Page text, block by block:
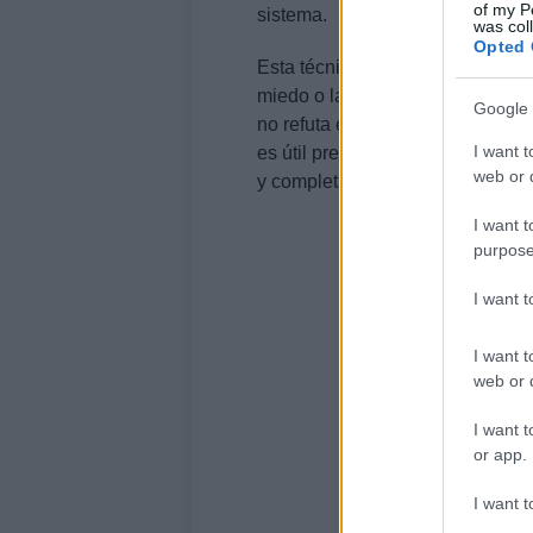
of my
was
Opted
Google
I want
web or
I want
I want
I want
web or
I want
or app.
I want
sistema.
Esta técnica es efectiva porque
miedo o la indignación. Sin
no refuta el argumento original,
es útil preguntarse si la postura
y completa.